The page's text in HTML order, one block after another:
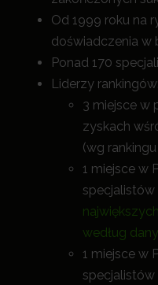
Od 1999 roku na
doświadczenia w
Ponad 170
Liderzy rankingów:
3 miejsce w
zyskach
(wg
1 miejsce w
specjalistów
według
1 miejsce w
specjalistów